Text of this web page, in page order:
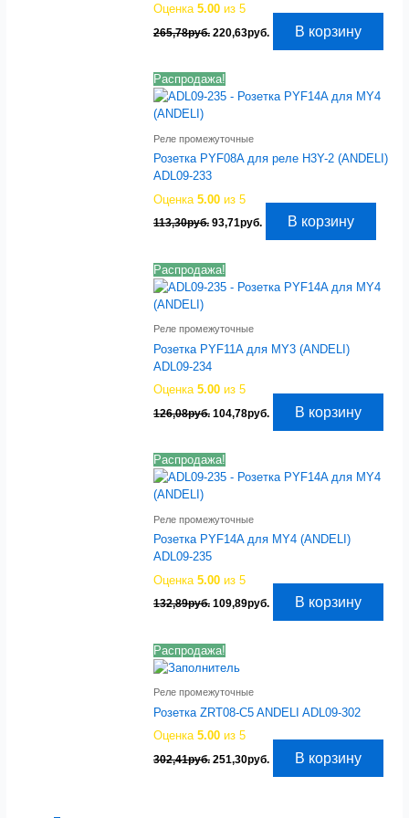
Оценка5.00 из 5
265,78руб. Первоначальная
265,78руб..
220,63руб. ТекущаяВ корзину
Распродажа!
Реле промежуточные
Розетка PYF08A для реле H3Y-2 (ANDELI)
ADL09-233
Оценка5.00 из 5
113,30руб. Первоначальная
113,30руб..
93,71руб. ТекущаяВ корзину
Распродажа!
Реле промежуточные
Розетка PYF11A для MY3 (ANDELI)
ADL09-234
Оценка5.00 из 5
126,08руб. Первоначальная
126,08руб..
104,78руб. ТекущаяВ корзину
Распродажа!
Реле промежуточные
Розетка PYF14A для MY4 (ANDELI)
ADL09-235
Оценка5.00 из 5
132,89руб. Первоначальная
132,89руб..
109,89руб. ТекущаяВ корзину
Распродажа!
Реле промежуточные
Розетка ZRT08-C5 ANDELI ADL09-302
Оценка5.00 из 5
302,41руб. Первоначальная
251,30руб. ТекущаяВ корзину